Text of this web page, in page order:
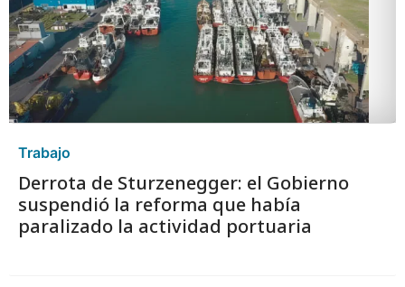
Trabajo
Derrota de Sturzenegger: el Gobierno
suspendió la reforma que había
paralizado la actividad portuaria